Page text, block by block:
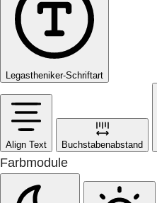
Legastheniker-Schriftart
Align Text Buchstabenabstand
Farbmodule